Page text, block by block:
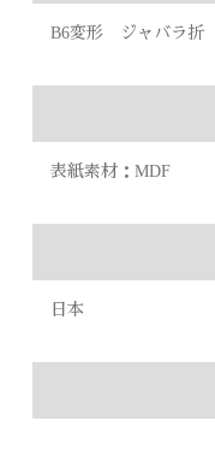
B6変形 ジャバラ折
表紙素材：MDF
日本